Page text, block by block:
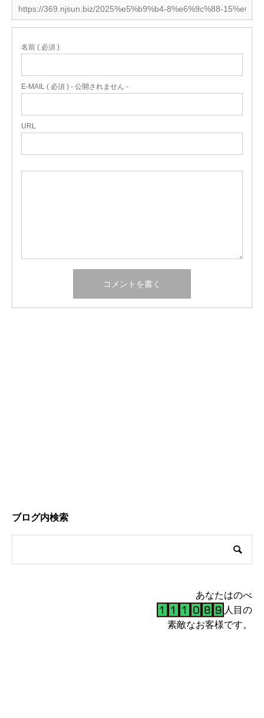
名前 ( 必須 )
E-MAIL ( 必須 ) - 公開されません -
URL
ブログ内検索
あなたはのべ
人目の
素敵なお客様です。